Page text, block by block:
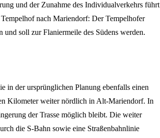
und der Zunahme des Individualverkehrs führt
nach Mariendorf: Der Tempelhofer
soll zur Flaniermeile des Südens werden.
in der ursprünglichen Planung ebenfalls einen
Kilometer weiter nördlich in Alt-Mariendorf. In
der Trasse möglich bleibt. Die weiter
die S-Bahn sowie eine Straßenbahnlinie